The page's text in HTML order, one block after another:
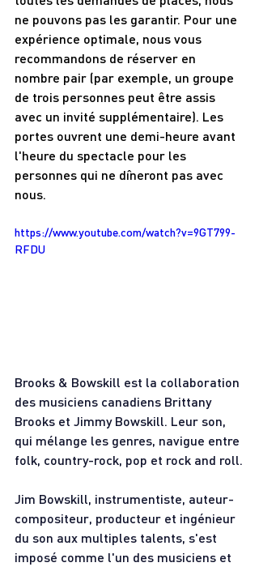
ne pouvons pas les garantir. Pour une
expérience optimale, nous vous
recommandons de réserver en
nombre pair (par exemple, un groupe
de trois personnes peut être assis
avec un invité supplémentaire). Les
portes ouvrent une demi-heure avant
l'heure du spectacle pour les
personnes qui ne dîneront pas avec
nous.
https://www.youtube.com/watch?v=9GT799-
RFDU
Brooks & Bowskill est la collaboration
des musiciens canadiens Brittany
Brooks et Jimmy Bowskill. Leur son,
qui mélange les genres, navigue entre
folk, country-rock, pop et rock and roll.
Jim Bowskill, instrumentiste, auteur-
compositeur, producteur et ingénieur
du son aux multiples talents, s'est
imposé comme l'un des musiciens et